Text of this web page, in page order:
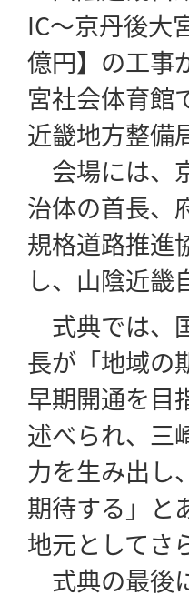
IC〜京丹後大
億円】の工事
宮社会体育館
近畿地方整備
会場には、
治体の首長、
規格道路推進
し、山陰近畿
式典では、
長が「地域の
早期開通を目
述べられ、三
力を生み出し
期待する」と
地元としてさ
式典の最後